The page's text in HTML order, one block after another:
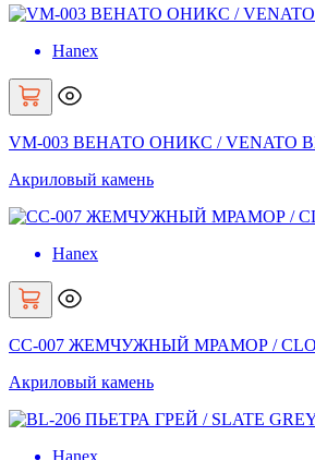
Hanex
VM-003 ВЕНАТО ОНИКС / VENATO
Акриловый камень
Hanex
CC-007 ЖЕМЧУЖНЫЙ МРАМОР /
Акриловый камень